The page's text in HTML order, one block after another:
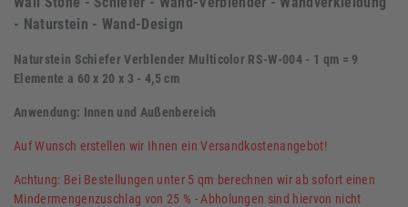
- Naturstein - Wand-Design
Naturstein Schiefer Verblender Multicolor RS-W-004 - 1 qm = 9
Elemente a 60 x 20 x 3 - 4,5 cm
Anwendung: Innen und Außenbereich
Auf Wunsch erstellen wir Ihnen ein Versandkostenangebot!
Achtung: Bei Bestellungen unter 5 qm berechnen wir ab sofort einen
Mindermengenzuschlag von 25 % - Abholungen sind hiervon nicht